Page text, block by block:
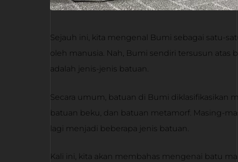
Sejauh ini, kita mengenal Bumi sebagai satu-
oleh manusia. Nah, Bumi sendiri tersusun atas
adalah jenis-jenis batuan.
Secara umum, batuan di Bumi diklasifikasikan
batuan beku, dan batuan metamorf. Masing-
lagi menjadi beberapa jenis batuan.
Kali ini, kita akan membahas mengenai batu